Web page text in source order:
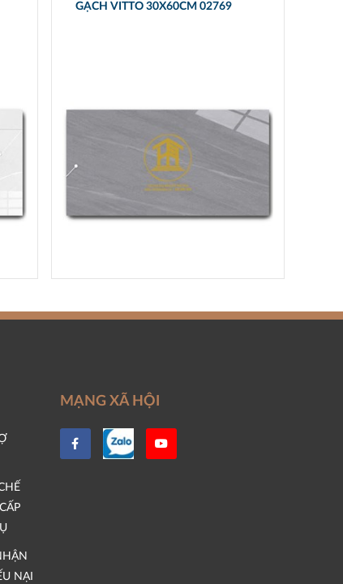
GẠCH VITTO 30X60CM 02769
NẠI
MẠNG XÃ HỘI